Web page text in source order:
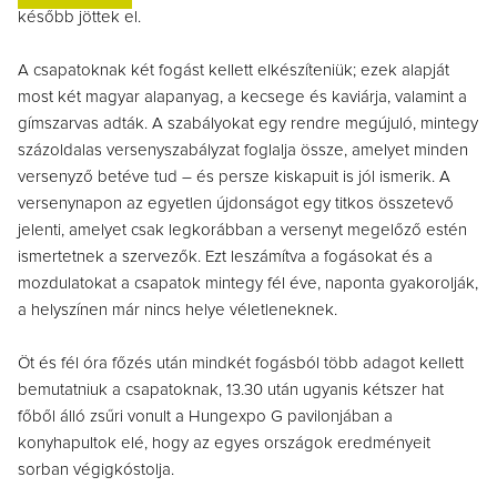
később jöttek el.
A csapatoknak két fogást kellett elkészíteniük; ezek alapját
most két magyar alapanyag, a kecsege és kaviárja, valamint a
gímszarvas adták. A szabályokat egy rendre megújuló, mintegy
százoldalas versenyszabályzat foglalja össze, amelyet minden
versenyző betéve tud – és persze kiskapuit is jól ismerik. A
versenynapon az egyetlen újdonságot egy titkos összetevő
jelenti, amelyet csak legkorábban a versenyt megelőző estén
ismertetnek a szervezők. Ezt leszámítva a fogásokat és a
mozdulatokat a csapatok mintegy fél éve, naponta gyakorolják,
a helyszínen már nincs helye véletleneknek.
Öt és fél óra főzés után mindkét fogásból több adagot kellett
bemutatniuk a csapatoknak, 13.30 után ugyanis kétszer hat
főből álló zsűri vonult a Hungexpo G pavilonjában a
konyhapultok elé, hogy az egyes országok eredményeit
sorban végigkóstolja.